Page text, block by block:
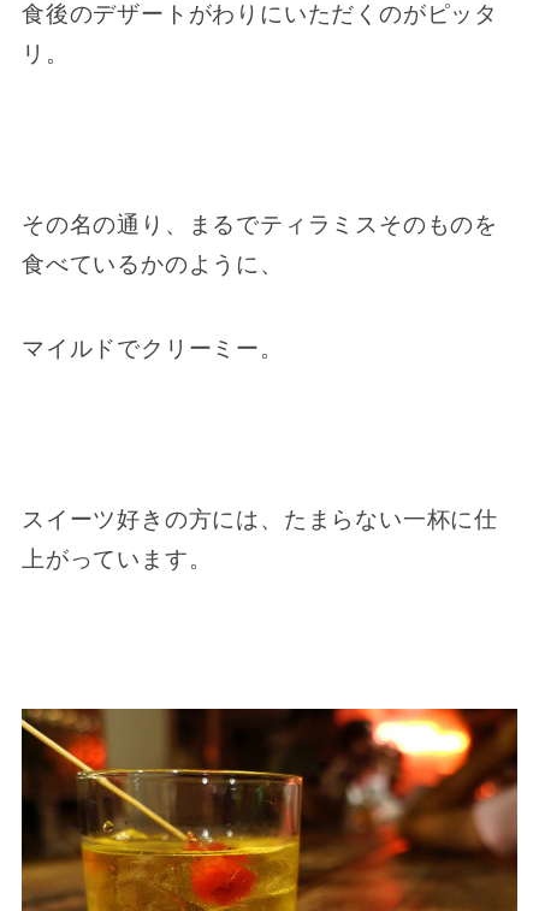
食後のデザートがわりにいただくのがピッタ
リ。
その名の通り、まるでティラミスそのものを
食べているかのように、
マイルドでクリーミー。
スイーツ好きの方には、たまらない一杯に仕
上がっています。